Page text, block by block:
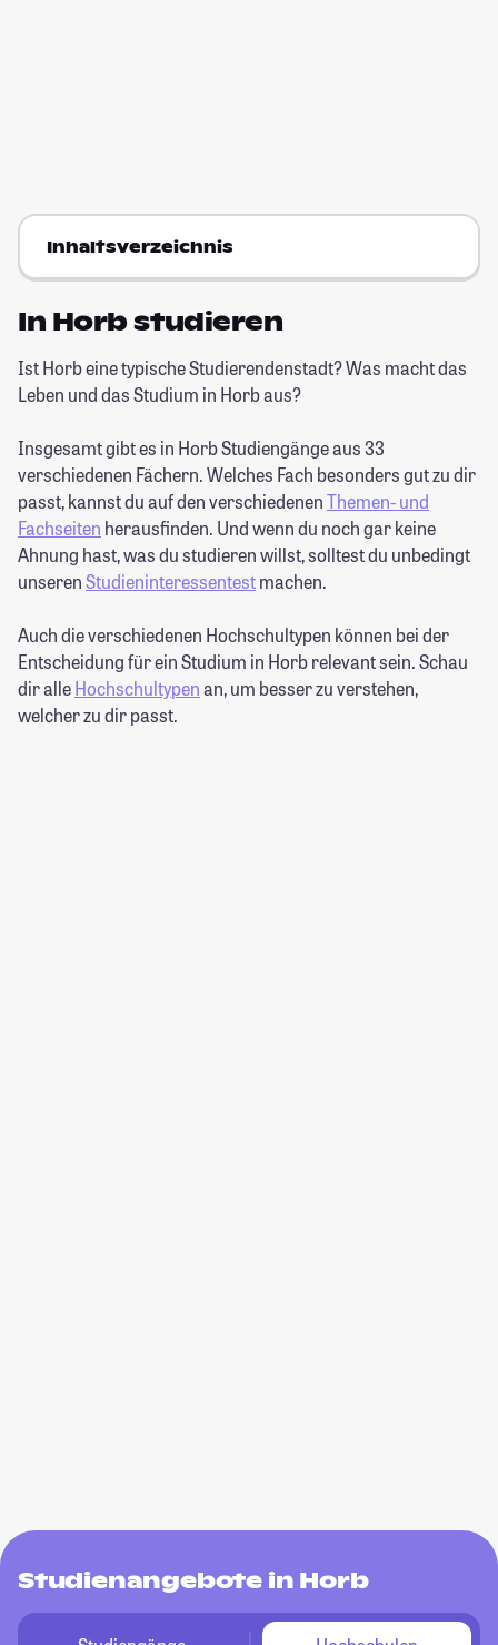
Inhaltsverzeichnis
In Horb studieren
Ist Horb eine typische Studierendenstadt? Was macht das
Leben und das Studium in Horb aus?
Insgesamt gibt es in Horb Studiengänge aus 33
verschiedenen Fächern. Welches Fach besonders gut zu dir
passt, kannst du auf den verschiedenenThemen- und
Fachseiten herausfinden. Und wenn du noch gar keine
Ahnung hast, was du studieren willst, solltest du unbedingt
unserenStudieninteressentestmachen.
Auch die verschiedenen Hochschultypen können bei der
Entscheidung für ein Studium in Horb relevant sein. Schau
dir alleHochschultypenan, um besser zu verstehen,
welcher zu dir passt.
Studienangebote in Horb